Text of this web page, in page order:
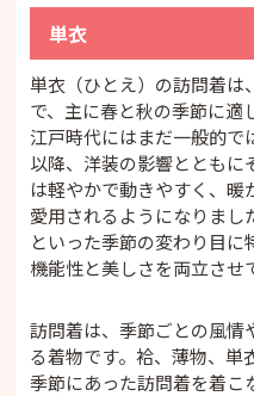
単衣
単衣（ひとえ）の訪問着は
で、主に春と秋の季節に適
江戸時代にはまだ一般的で
以降、洋装の影響とともに
は軽やかで動きやすく、
愛用されるようになりまし
といった季節の変わり目
機能性と美しさを両立させ
訪問着は、季節ごとの風情
る着物です。袷、薄物、単
季節にあった訪問着を着こ